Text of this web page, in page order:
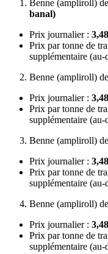
Benne (ampliroll)
banal)
Prix journalier :
Prix par tonne de
supplémentaire
Benne (ampliroll)
Prix journalier :
Prix par tonne de
supplémentaire
Benne (ampliroll)
Prix journalier :
Prix par tonne de
supplémentaire
Benne (ampliroll)
Prix journalier :
Prix par tonne de
supplémentaire